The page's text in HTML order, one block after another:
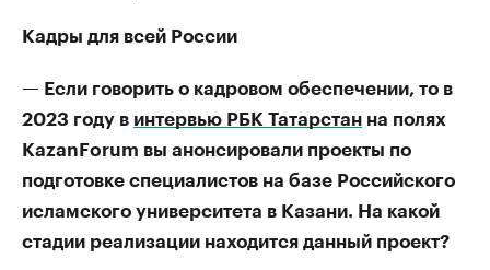
Кадры для всей России
— Если говорить о кадровом обеспечении, то в
2023 году в интервью РБК Татарстан на полях
KazanForum вы анонсировали проекты по
подготовке специалистов на базе Российского
исламского университета в Казани. На какой
стадии реализации находится данный проект?